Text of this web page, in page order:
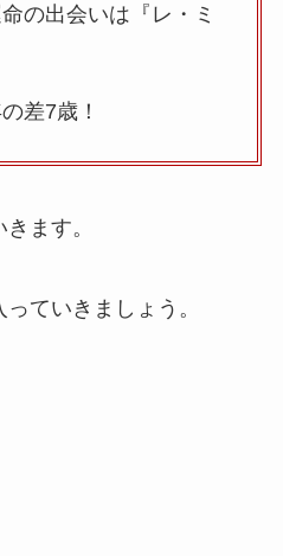
の出会いは『レ・ミ
差7歳！
ます。
ていきましょう。